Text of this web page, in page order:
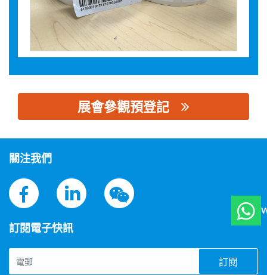
展會參觀預登記
關注我們
訂閱電子快訊
訂閱